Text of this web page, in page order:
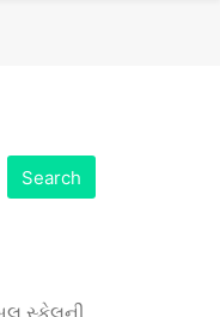
Search
સ્કેલની